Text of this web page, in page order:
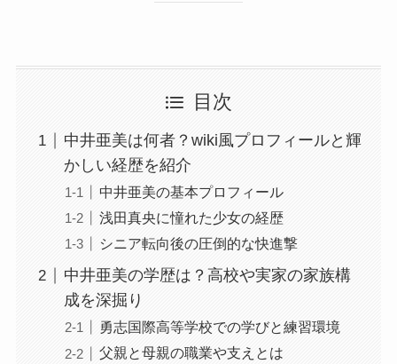
目次
中井亜美は何者？wiki風プロフィールと輝
かしい経歴を紹介
中井亜美の基本プロフィール
浅田真央に憧れた少女の経歴
シニア転向後の圧倒的な快進撃
中井亜美の学歴は？高校や実家の家族構
成を深掘り
勇志国際高等学校での学びと練習環境
父親と母親の職業や支えとは